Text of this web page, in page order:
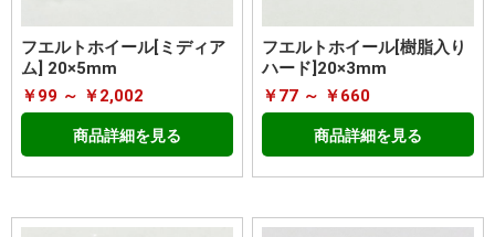
フエルトホイール[ミディア
ム] 20×5mm
￥99 ～ ￥2,002
商品詳細を見る
フエルトホイール[樹脂入り
ハード]20×3mm
￥77 ～ ￥660
商品詳細を見る